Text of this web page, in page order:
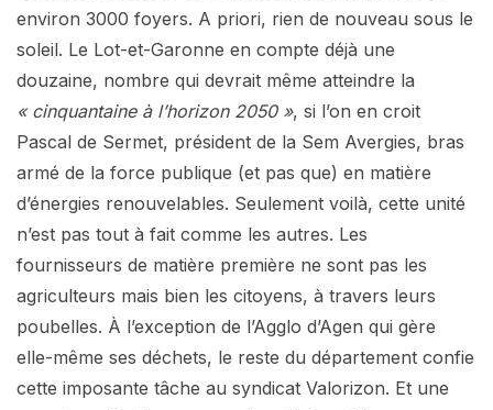
environ 3000 foyers. A priori, rien de nouveau sous le
soleil. Le Lot-et-Garonne en compte déjà une
douzaine, nombre qui devrait même atteindre la
« cinquantaine à l’horizon 2050 », si l’on en croit
Pascal de Sermet, président de la Sem Avergies, bras
armé de la force publique (et pas que) en matière
d’énergies renouvelables. Seulement voilà, cette unité
n’est pas tout à fait comme les autres. Les
fournisseurs de matière première ne sont pas les
agriculteurs mais bien les citoyens, à travers leurs
poubelles. À l’exception de l’Agglo d’Agen qui gère
elle-même ses déchets, le reste du département confie
cette imposante tâche au syndicat Valorizon. Et une